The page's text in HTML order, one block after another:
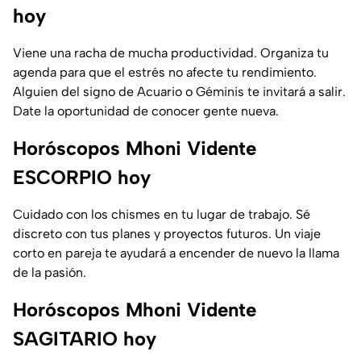
hoy
Viene una racha de mucha productividad. Organiza tu
agenda para que el estrés no afecte tu rendimiento.
Alguien del signo de Acuario o Géminis te invitará a salir.
Date la oportunidad de conocer gente nueva.
Horóscopos Mhoni Vidente
ESCORPIO hoy
Cuidado con los chismes en tu lugar de trabajo. Sé
discreto con tus planes y proyectos futuros. Un viaje
corto en pareja te ayudará a encender de nuevo la llama
de la pasión.
Horóscopos Mhoni Vidente
SAGITARIO hoy